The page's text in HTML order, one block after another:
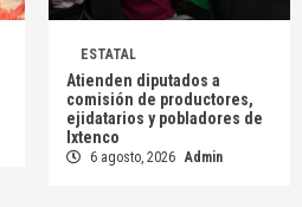
ESTATAL
Atienden diputados a
comisión de productores,
ejidatarios y pobladores de
Ixtenco
6 agosto, 2026 Admin